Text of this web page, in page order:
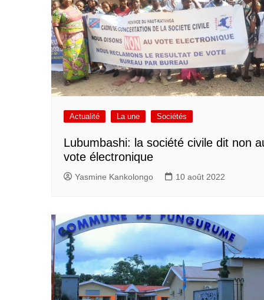
Actualité La une Sociétés
Lubumbashi: la société civile dit non
vote électronique
Yasmine Kankolongo 10 août 2022